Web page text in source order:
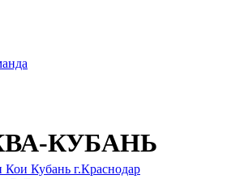
КУБАНЬ